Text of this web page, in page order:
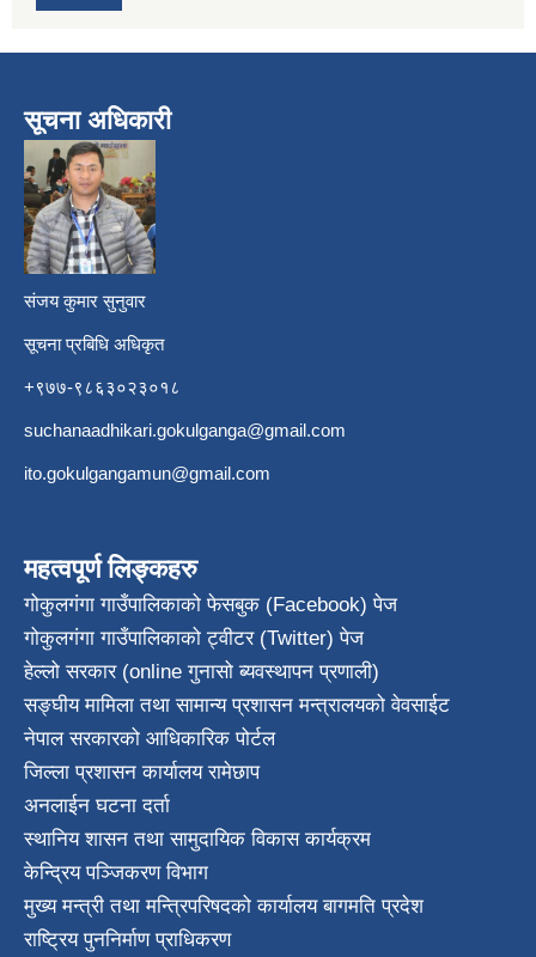
सूचना अधिकारी
संजय कुमार सुनुवार
सूचना प्रबिधि अधिकृत
+९७७-९८६३०२३०१८
suchanaadhikari.gokulganga@gmail.com
ito.gokulgangamun@gmail.com
महत्वपूर्ण लिङ्कहरु
गोकुलगंगा गाउँपालिकाको फेसबुक (Facebook) पेज
गोकुलगंगा गाउँपालिकाको ट्वीटर (Twitter) पेज
हेल्लो सरकार (online गुनासो ब्यवस्थापन प्रणाली)
सङ्घीय मामिला तथा सामान्य प्रशासन मन्त्रालयको वेवसाईट
नेपाल सरकारको आधिकारिक पोर्टल
जिल्ला प्रशासन कार्यालय रामेछाप
अनलाईन घटना दर्ता
स्थानिय शासन तथा सामुदायिक विकास कार्यक्रम
केन्द्रिय पञ्जिकरण विभाग
मुख्य मन्त्री तथा मन्त्रिपरिषदको कार्यालय बागमति प्रदेश
राष्ट्रिय पुननिर्माण प्राधिकरण